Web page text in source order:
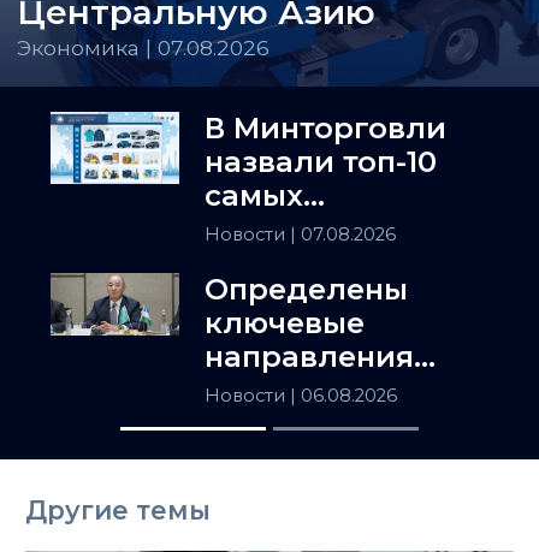
Центральную Азию
Экономика | 07.08.2026
В Минторговли
назвали топ-10
самых
популярных
Казахстане
Новости | 07.08.2026
Определены
ключевые
направления
сотрудничества
Астаны и
Ташкента
Новости | 06.08.2026
Другие темы